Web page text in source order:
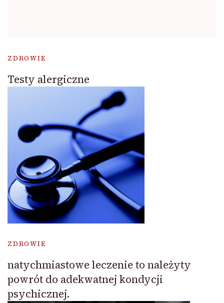
ZDROWIE
Testy alergiczne
ZDROWIE
natychmiastowe leczenie to należyty
powrót do adekwatnej kondycji
psychicznej.